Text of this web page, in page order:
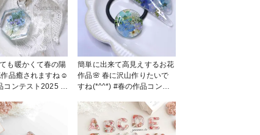
も暖かくて春の陽
品癒されますね☺️
コンテスト2025 #
ー
簡単に出来て高見えするお花
作品🌸 春に沢山作りたいで
すね(*^^*) #春の作品コンテ